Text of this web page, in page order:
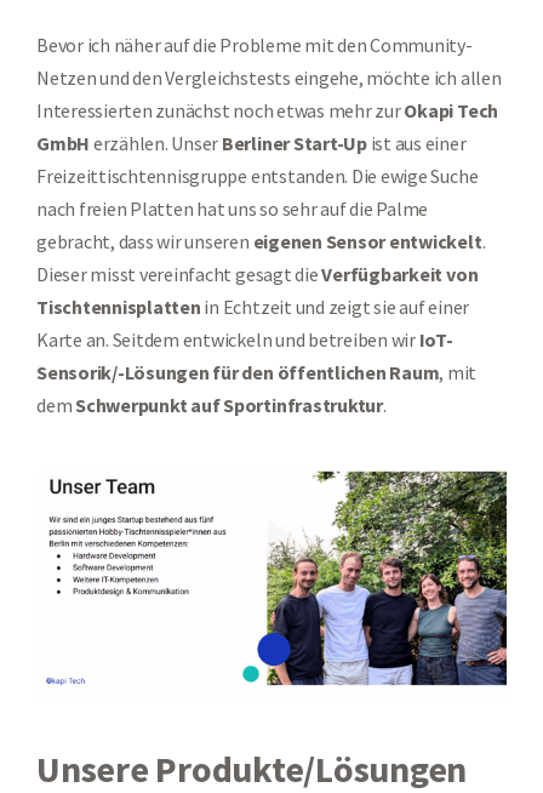
Bevor ich näher auf die Probleme mit den Community-
Netzen und den Vergleichstests eingehe, möchte ich allen
Interessierten zunächst noch etwas mehr zurOkapi Tech
GmbH erzählen. Unser Berliner Start-Upist aus einer
Freizeittischtennisgruppe entstanden. Die ewige Suche
nach freien Platten hat uns so sehr auf die Palme
gebracht, dass wir unseren eigenen Sensor entwickelt.
Dieser misst vereinfacht gesagt dieVerfügbarkeit von
Tischtennisplatten in Echtzeit und zeigt sie auf einer
Karte an. Seitdem entwickeln und betreiben wir IoT-
Sensorik/-Lösungen für den öffentlichen Raum, mit
demSchwerpunkt auf Sportinfrastruktur.
Unsere Produkte/Lösungen